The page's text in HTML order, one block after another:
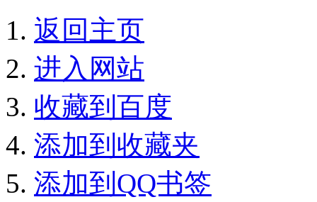
返回主页
进入网站
收藏到百度
添加到收藏夹
添加到QQ书签